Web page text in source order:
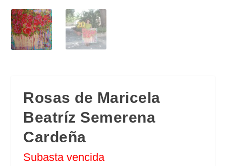
Rosas de Maricela
Beatríz Semerena
Cardeña
Subasta vencida